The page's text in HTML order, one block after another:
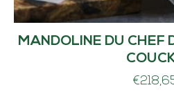
MANDOLINE DU CHEF
€